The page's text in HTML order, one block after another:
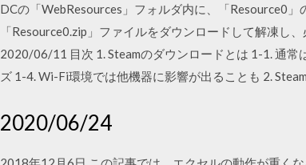
DCの「WebResources」フォルダ内に、「Resource0
「Resource0.zip」ファイルをダウンロードして解凍し
2020/06/11 目次 1. Steamのダウンロードとは 1-1. 通
ズ 1-4. Wi-Fi環境では他機器に影響が出ることも 2.
2020/06/24